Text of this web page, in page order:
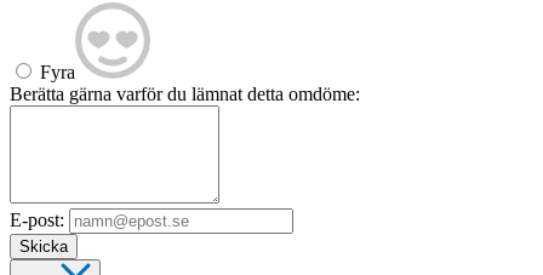
Fyra
Berätta gärna varför du lämnat detta omdöme:
E-post:
Skicka